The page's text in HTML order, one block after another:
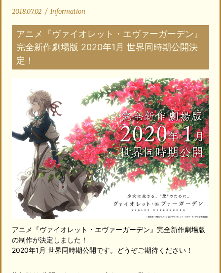
2018.07.02 / Information
アニメ『ヴァイオレット・エヴァーガーデン』
完全新作劇場版 2020年1月 世界同時期公開決
定！
アニメ『ヴァイオレット・エヴァーガーデン』完全新作劇場版
の制作が決定しました！
2020年1月 世界同時期公開です。どうぞご期待ください！